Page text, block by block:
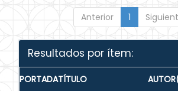
Anterior 1
Resultados por ítem:
PORTADATÍTULO